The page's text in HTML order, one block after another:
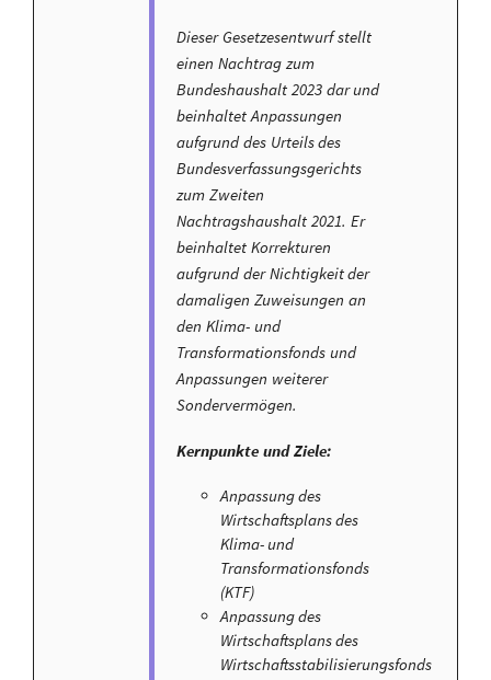
Dieser Gesetzesentwurf stellt
einen Nachtrag zum
Bundeshaushalt 2023 dar und
beinhaltet Anpassungen
aufgrund des Urteils des
Bundesverfassungsgerichts
zum Zweiten
Nachtragshaushalt 2021. Er
beinhaltet Korrekturen
aufgrund der Nichtigkeit der
damaligen Zuweisungen an
den Klima- und
Transformationsfonds und
Anpassungen weiterer
Sondervermögen.
Kernpunkte und Ziele:
Anpassung des
Wirtschaftsplans des
Klima- und
Transformationsfonds
(KTF)
Anpassung des
Wirtschaftsplans des
Wirtschaftsstabilisierungsfonds